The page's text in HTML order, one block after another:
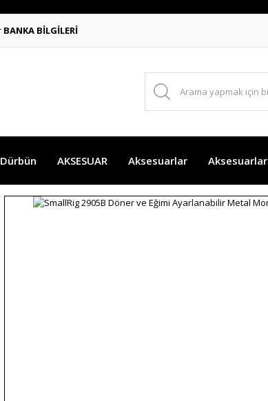
BANKA BİLGİLERİ
Dürbün AKSESUAR Aksesuarlar Aksesuarlar